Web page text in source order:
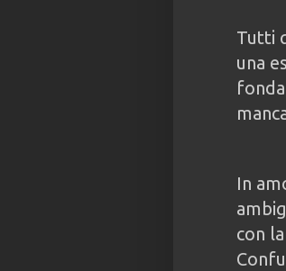
Tutti
una
In
con